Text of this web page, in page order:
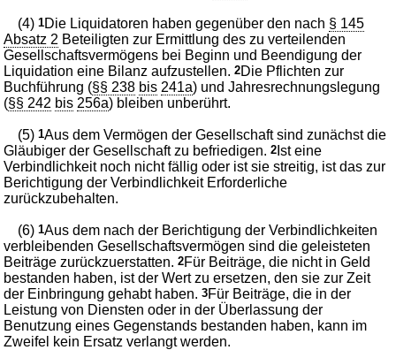
(4)1Die Liquidatoren haben gegenüber den nach § 145
Absatz 2 Beteiligten zur Ermittlung des zu verteilenden
Gesellschaftsvermögens bei Beginn und Beendigung der
Liquidation eine Bilanz aufzustellen.2Die Pflichten zur
Buchführung (§§ 238 bis 241a) und Jahresrechnungslegung
(§§ 242 bis 256a) bleiben unberührt.
(5)1Aus dem Vermögen der Gesellschaft sind zunächst die
Gläubiger der Gesellschaft zu befriedigen.2 Ist eine
Verbindlichkeit noch nicht fällig oder ist sie streitig, ist das zur
Berichtigung der Verbindlichkeit Erforderliche
zurückzubehalten.
(6)1Aus dem nach der Berichtigung der Verbindlichkeiten
verbleibenden Gesellschaftsvermögen sind die geleisteten
Beiträge zurückzuerstatten.2Für Beiträge, die nicht in Geld
bestanden haben, ist der Wert zu ersetzen, den sie zur Zeit
der Einbringung gehabt haben.3Für Beiträge, die in der
Leistung von Diensten oder in der Überlassung der
Benutzung eines Gegenstands bestanden haben, kann im
Zweifel kein Ersatz verlangt werden.